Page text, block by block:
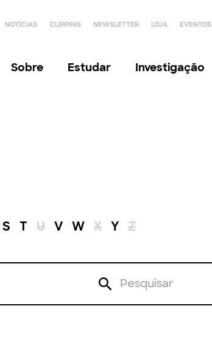
NOTÍCIAS CLIPPING NEWSLETTER LOJA EVENTOS
Sobre Estudar Investigação
S T U V W X Y Z